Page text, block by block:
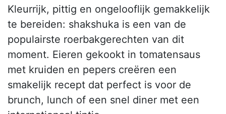
Kleurrijk, pittig en ongelooflijk gemakkelijk
te bereiden: shakshuka is een van de
populairste roerbakgerechten van dit
moment. Eieren gekookt in tomatensaus
met kruiden en pepers creëren een
smakelijk recept dat perfect is voor de
brunch, lunch of een snel diner met een